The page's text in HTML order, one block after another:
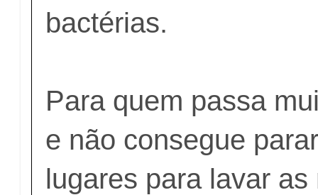
bactérias.
Para quem passa
e não consegue
lugares para lavar as